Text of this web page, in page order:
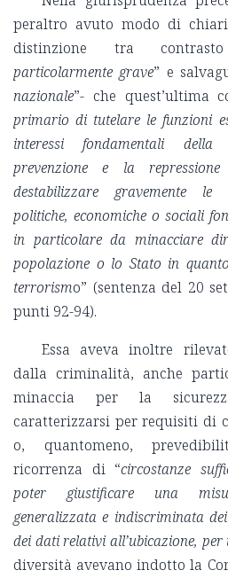
peraltro avuto modo di
distinzione tra
particolarmente grave” e
nazionale”- che quest’ultima
primario di tutelare le funzioni
interessi fondamentali
prevenzione e la
destabilizzare gravemente le
politiche, economiche o sociali
in particolare da minacciare
popolazione o lo Stato in
terrorismo” (sentenza del 20
punti 92-94).
Essa aveva inoltre
dalla criminalità, anche
minaccia per la
caratterizzarsi per requisiti di
o, quantomeno,
ricorrenza di “circostanze
poter giustificare una
generalizzata e indiscriminata
dei dati relativi all’ubicazione,
diversità avevano indotto la